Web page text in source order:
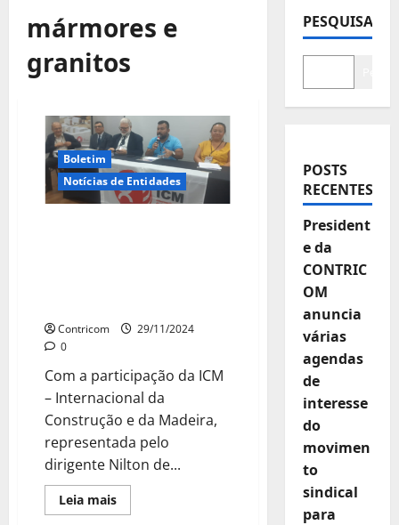
mármores e
granitos
Boletim
Notícias de Entidades
Contricom
29/11/2024
0
Com a participação da ICM
– Internacional da
Construção e da Madeira,
representada pelo
dirigente Nilton de...
Leia maisLeia
mais
PESQUISAR
POSTS
RECENTES
President
e da
CONTRIC
OM
anuncia
várias
agendas
de
interesse
do
movimen
to
sindical
para